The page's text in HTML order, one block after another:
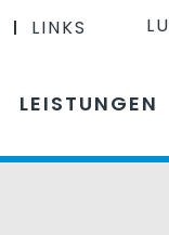
LINKS LU
LEISTUNGEN